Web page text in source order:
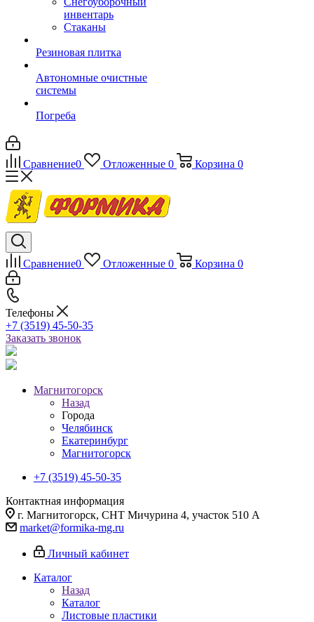
инвентарь
Стаканы
Резиновая плитка
Автономные очистные
системы
Погреба
Сравнение0 Отложенные 0 Корзина 0
Сравнение0 Отложенные 0 Корзина 0
Телефоны
+7 (3519) 45-50-35
Заказать звонок
Магнитогорск
Назад
Города
Челябинск
Екатеринбург
Магнитогорск
+7 (3519) 45-50-35
Контактная информация
г. Магнитогорск, СНТ Мичурина 4, участок 510 А
market@formika-mg.ru
Личный кабинет
Каталог
Назад
Каталог
Листовые пластики